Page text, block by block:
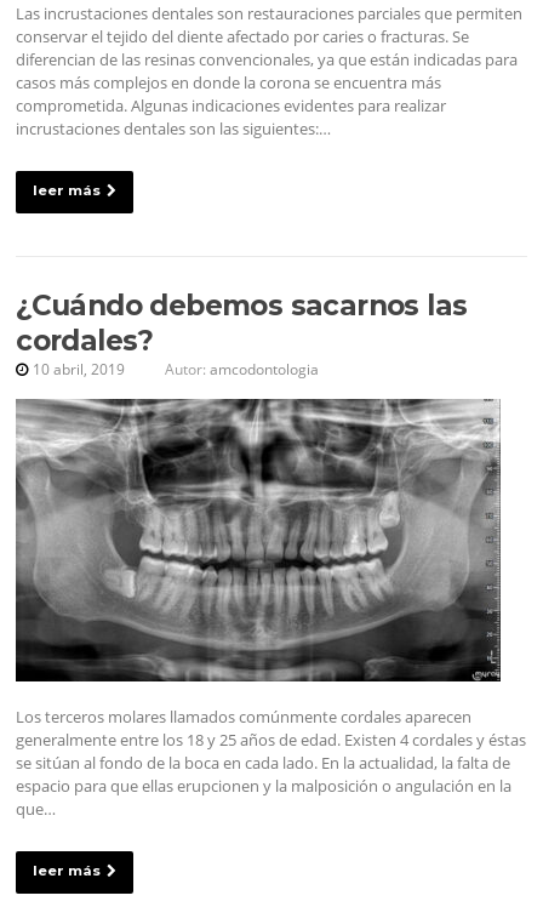
Las incrustaciones dentales son restauraciones parciales que permiten
conservar el tejido del diente afectado por caries o fracturas. Se
diferencian de las resinas convencionales, ya que están indicadas para
casos más complejos en donde la corona se encuentra más
comprometida. Algunas indicaciones evidentes para realizar
incrustaciones dentales son las siguientes:…
leer más
¿Cuándo debemos sacarnos las
cordales?
10 abril, 2019 Autor:amcodontologia
Los terceros molares llamados comúnmente cordales aparecen
generalmente entre los 18 y 25 años de edad. Existen 4 cordales y éstas
se sitúan al fondo de la boca en cada lado. En la actualidad, la falta de
espacio para que ellas erupcionen y la malposición o angulación en la
que…
leer más